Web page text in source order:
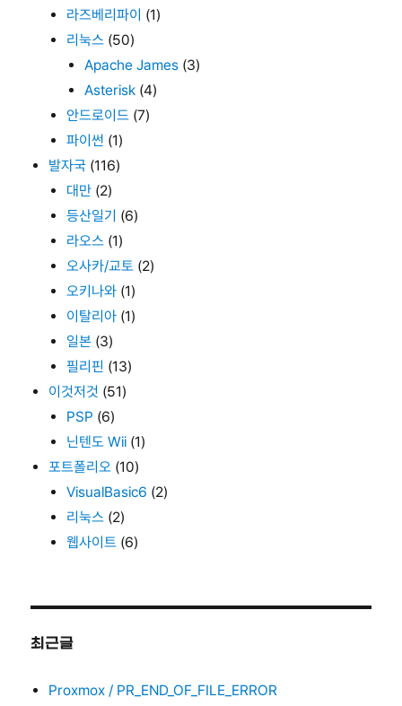
라즈베리파이 (1)
리눅스 (50)
Apache James (3)
Asterisk (4)
안드로이드 (7)
파이썬 (1)
발자국 (116)
대만 (2)
등산일기 (6)
라오스 (1)
오사카/교토 (2)
오키나와 (1)
이탈리아 (1)
일본 (3)
필리핀 (13)
이것저것 (51)
PSP (6)
닌텐도 Wii (1)
포트폴리오 (10)
VisualBasic6 (2)
리눅스 (2)
웹사이트 (6)
최근글
Proxmox / PR_END_OF_FILE_ERROR